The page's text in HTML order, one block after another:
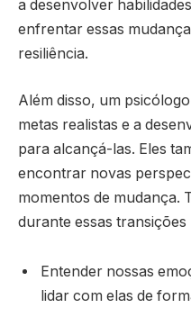
a desenvolver
enfrentar essas
resiliência.
Além disso, um
metas realistas e a
para alcançá-las. Eles
encontrar novas
momentos de mudança.
durante essas
Entender nossas
lidar com elas de